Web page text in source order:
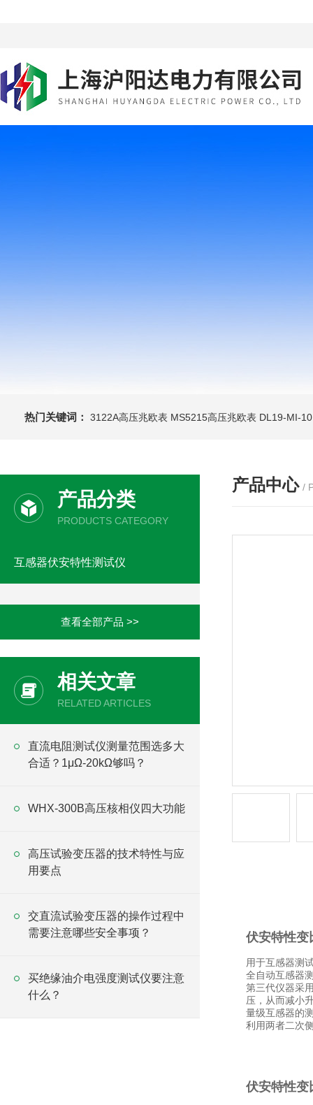
热门关键词： 3122A高压兆欧表 MS5215高压兆欧表 DL19-MI-
产品分类
PRODUCTS CATEGORY
互感器伏安特性测试仪
查看全部产品 >>
相关文章
RELATED ARTICLES
直流电阻测试仪测量范围选多大
合适？1μΩ-20kΩ够吗？
WHX-300B高压核相仪四大功能
高压试验变压器的技术特性与应
用要点
交直流试验变压器的操作过程中
需要注意哪些安全事项？
买绝缘油介电强度测试仪要注意
什么？
产品中心 /
伏安特性变
用于互感器测
全自动互感器
第三代仪器采
压，从而减小
量级互感器的
利用两者二次
伏安特性变